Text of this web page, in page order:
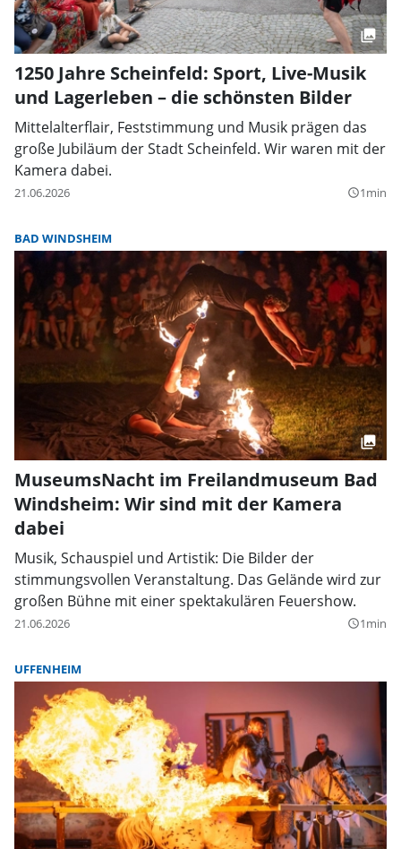
1250 Jahre Scheinfeld: Sport, Live-Musik
und Lagerleben – die schönsten Bilder
Mittelalterflair, Feststimmung und Musik prägen das
große Jubiläum der Stadt Scheinfeld. Wir waren mit der
Kamera dabei.
21.06.2026 query_builder1min
BAD WINDSHEIM
MuseumsNacht im Freilandmuseum Bad
Windsheim: Wir sind mit der Kamera
dabei
Musik, Schauspiel und Artistik: Die Bilder der
stimmungsvollen Veranstaltung. Das Gelände wird zur
großen Bühne mit einer spektakulären Feuershow.
21.06.2026 query_builder1min
UFFENHEIM